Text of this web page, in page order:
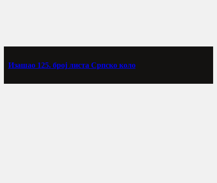
Изашао 125. број листа Српско коло